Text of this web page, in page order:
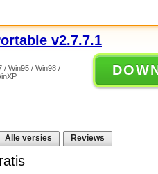
v2.7.7.1
/ Win95 / Win98 /
Alle versies Reviews